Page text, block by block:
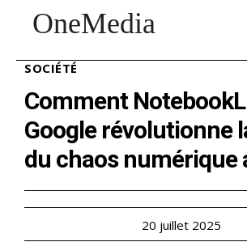
OneMedia
SOCIÉTÉ
Comment
Google révolutionne
du chaos numérique
20 juillet 2025